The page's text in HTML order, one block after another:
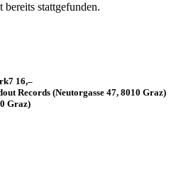
bereits stattgefunden.
16,–
Records (Neutorgasse 47, 8010 Graz)
Graz)